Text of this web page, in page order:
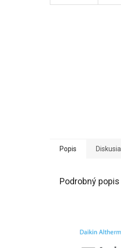
Popis Diskusia
Podrobný popis